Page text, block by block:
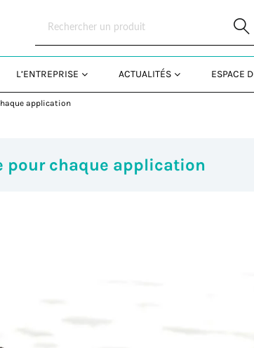
L’ENTREPRISE ACTUALITÉS ESPACE
application
pour chaque application